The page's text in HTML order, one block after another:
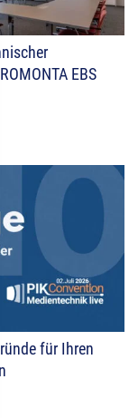
EBS
für Ihren